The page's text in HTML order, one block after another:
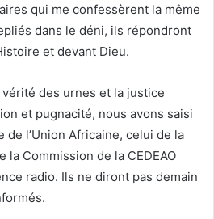
qui me confessèrent la même
dans le déni, ils répondront
et devant Dieu.
des urnes et la justice
et pugnacité, nous avons saisi
l’Union Africaine, celui de la
la Commission de la CEDEAO
radio. Ils ne diront pas demain